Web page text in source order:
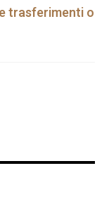
trasferimenti o